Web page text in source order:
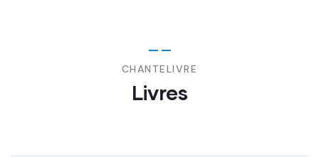
CHANTELIVRE
Livres